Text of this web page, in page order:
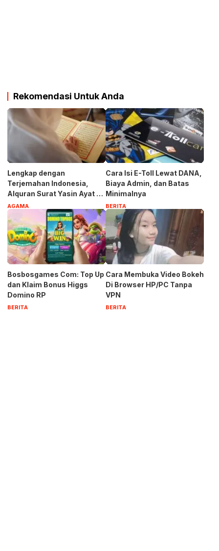
Rekomendasi Untuk Anda
Lengkap dengan
Terjemahan Indonesia,
Alquran Surat Yasin Ayat 1-
83
AGAMA
Cara Isi E-Toll Lewat DANA,
Biaya Admin, dan Batas
Minimalnya
BERITA
Bosbosgames Com: Top Up
dan Klaim Bonus Higgs
Domino RP
BERITA
Cara Membuka Video Bokeh
Di Browser HP/PC Tanpa
VPN
BERITA